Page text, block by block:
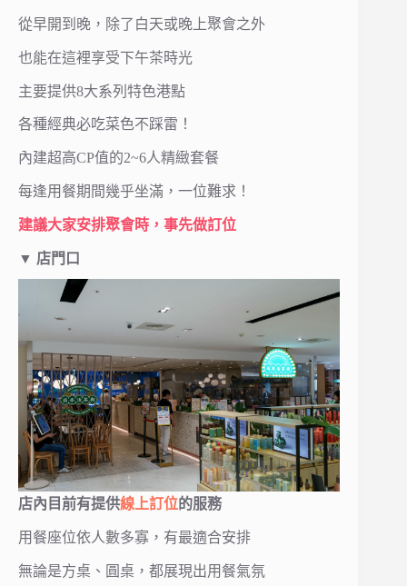
從早開到晚，除了白天或晚上聚會之外
也能在這裡享受下午茶時光
主要提供8大系列特色港點
各種經典必吃菜色不踩雷！
內建超高CP值的2~6人精緻套餐
每逢用餐期間幾乎坐滿，一位難求！
建議大家安排聚會時，事先做訂位
▼ 店門口
店內目前有提供線上訂位的服務
用餐座位依人數多寡，有最適合安排
無論是方桌、圓桌，都展現出用餐氣氛